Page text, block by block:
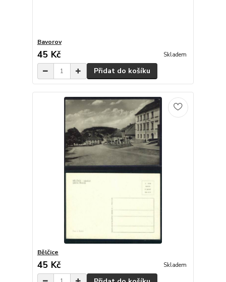
Bavorov
45 Kč Skladem
Přidat do košíku
Bělčice
45 Kč Skladem